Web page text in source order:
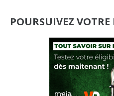
POURSUIVEZ VOTRE